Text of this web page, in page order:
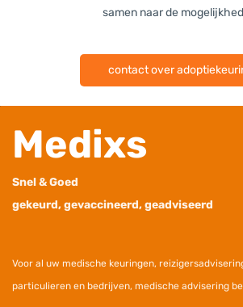
samen naar de
contact over
Medixs
Snel & Goed
gekeurd, gevaccineerd, geadviseerd
Voor al uw medische keuringen,
particulieren en bedrijven, medische advisering